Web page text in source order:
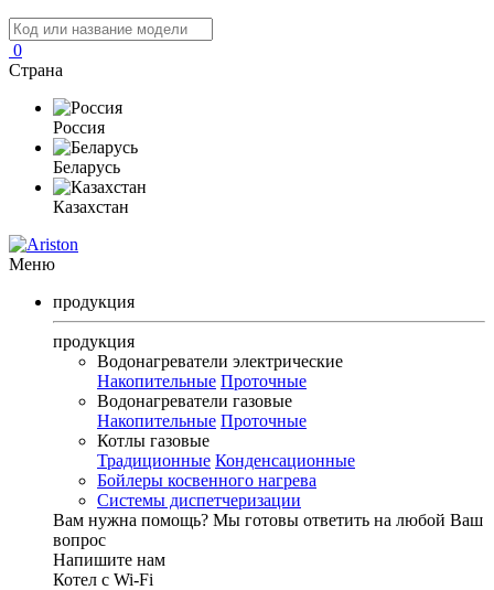
0
Страна
Россия
Беларусь
Казахстан
Меню
продукция
продукция
Водонагреватели электрические
Накопительные Проточные
Водонагреватели газовые
Накопительные Проточные
Котлы газовые
Традиционные Конденсационные
Бойлеры косвенного нагрева
Системы диспетчеризации
Вам нужна помощь? Мы готовы ответить на любой Ваш
вопрос
Напишите нам
Котел с Wi-Fi